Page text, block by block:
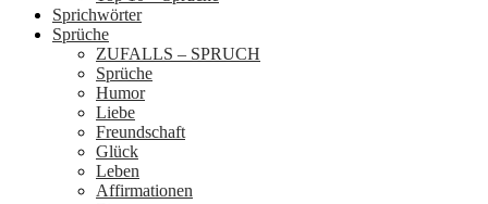
Sprichwörter
Sprüche
ZUFALLS – SPRUCH
Sprüche
Humor
Liebe
Freundschaft
Glück
Leben
Affirmationen